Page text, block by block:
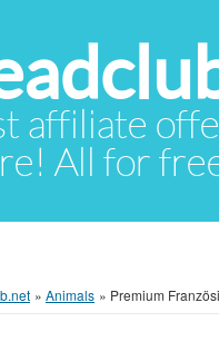
affiliate
All for
» Animals » Premium